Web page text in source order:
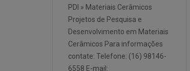
PDI » Materiais Cerâmicos
Projetos de Pesquisa e
Desenvolvimento em Materiais
Cerâmicos Para informações
contate: Telefone: (16) 98146-
6558 E-mail: